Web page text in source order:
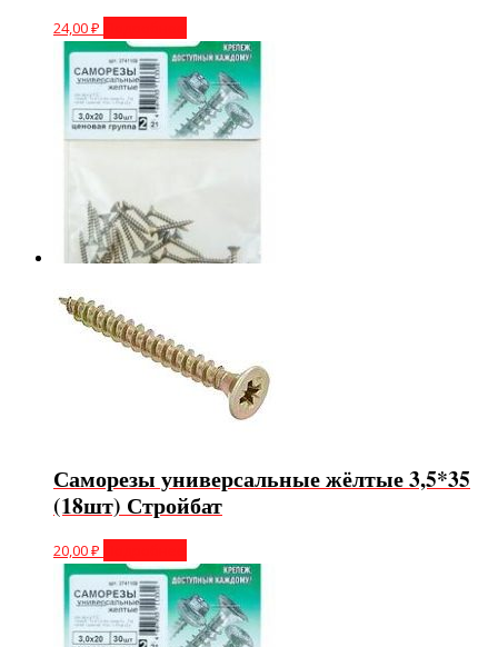
24,00₽
Саморезы универсальные жёлтые 3,5*35
(18шт) Стройбат
20,00₽